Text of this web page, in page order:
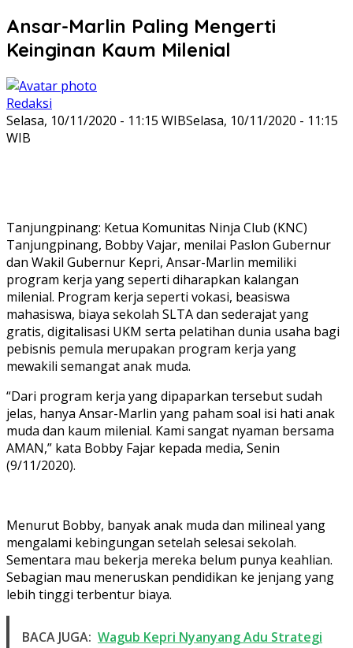
Ansar-Marlin Paling Mengerti
Keinginan Kaum Milenial
Redaksi
Selasa, 10/11/2020 - 11:15 WIBSelasa, 10/11/2020 - 11:15
WIB
Tanjungpinang: Ketua Komunitas Ninja Club (KNC)
Tanjungpinang, Bobby Vajar, menilai Paslon Gubernur
dan Wakil Gubernur Kepri, Ansar-Marlin memiliki
program kerja yang seperti diharapkan kalangan
milenial. Program kerja seperti vokasi, beasiswa
mahasiswa, biaya sekolah SLTA dan sederajat yang
gratis, digitalisasi UKM serta pelatihan dunia usaha bagi
pebisnis pemula merupakan program kerja yang
mewakili semangat anak muda.
“Dari program kerja yang dipaparkan tersebut sudah
jelas, hanya Ansar-Marlin yang paham soal isi hati anak
muda dan kaum milenial. Kami sangat nyaman bersama
AMAN,” kata Bobby Fajar kepada media, Senin
(9/11/2020).
Menurut Bobby, banyak anak muda dan milineal yang
mengalami kebingungan setelah selesai sekolah.
Sementara mau bekerja mereka belum punya keahlian.
Sebagian mau meneruskan pendidikan ke jenjang yang
lebih tinggi terbentur biaya.
BACA JUGA: Wagub Kepri Nyanyang Adu Strategi